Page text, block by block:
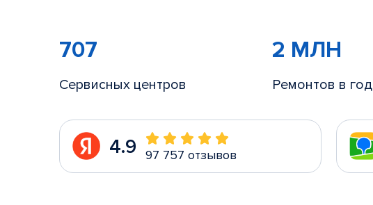
707
Сервисных центров
2 МЛН
Ремонтов в год
4.9 97 757 отзывов